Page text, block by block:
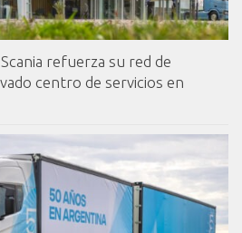
refuerza su red de
centro de servicios en